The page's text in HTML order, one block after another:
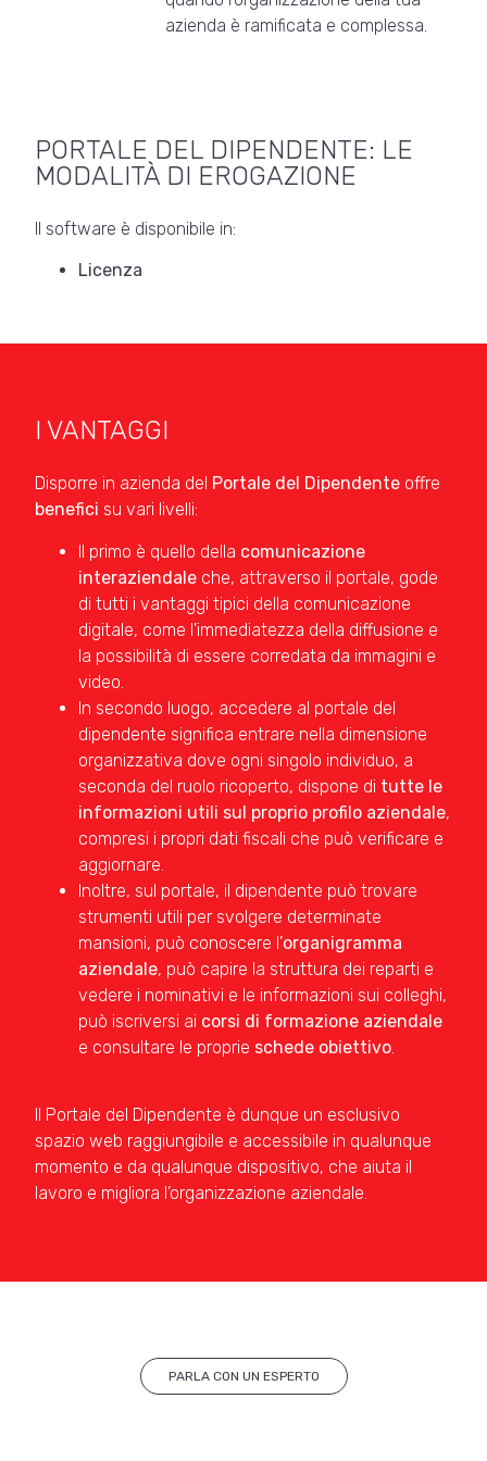
azienda è ramificata e complessa.
PORTALE DEL DIPENDENTE: LE
MODALITÀ DI EROGAZIONE
Il software è disponibile in:
Licenza
I VANTAGGI
Disporre in azienda del Portale del Dipendente offre
benefici su vari livelli:
Il primo è quello della comunicazione
interaziendale che, attraverso il portale, gode
di tutti i vantaggi tipici della comunicazione
digitale, come l’immediatezza della diffusione e
la possibilità di essere corredata da immagini e
video.
In secondo luogo, accedere al portale del
dipendente significa entrare nella dimensione
organizzativa dove ogni singolo individuo, a
seconda del ruolo ricoperto, dispone di tutte le
informazioni utili sul proprio profilo aziendale,
compresi i propri dati fiscali che può verificare e
aggiornare.
Inoltre, sul portale, il dipendente può trovare
strumenti utili per svolgere determinate
mansioni, può conoscere l’organigramma
aziendale, può capire la struttura dei reparti e
vedere i nominativi e le informazioni sui colleghi,
può iscriversi ai corsi di formazione aziendale
e consultare le proprie schede obiettivo
Il Portale del Dipendente è dunque un esclusivo
spazio web raggiungibile e accessibile in qualunque
momento e da qualunque dispositivo, che aiuta il
lavoro e migliora l’organizzazione aziendale.
PARLA CON UN ESPERTO